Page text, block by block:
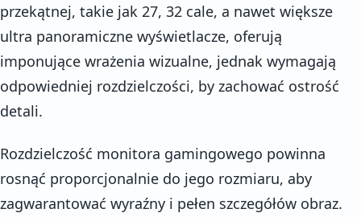
przekątnej, takie jak 27, 32 cale, a nawet większe
ultra panoramiczne wyświetlacze, oferują
imponujące wrażenia wizualne, jednak wymagają
odpowiedniej rozdzielczości, by zachować ostrość
detali.
Rozdzielczość monitora gamingowego powinna
rosnąć proporcjonalnie do jego rozmiaru, aby
zagwarantować wyraźny i pełen szczegółów obraz.